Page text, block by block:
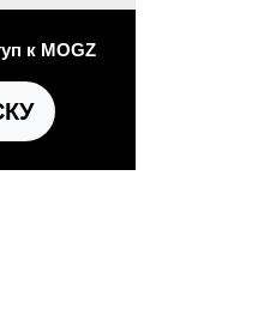
к MOGZ